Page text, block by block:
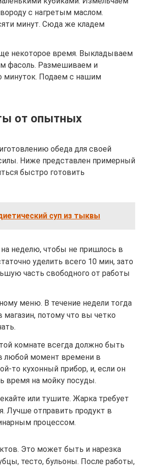
с нагретым маслом.
минут. Сюда же кладем
некоторое время. Выкладываем
фасоль. Размешиваем и
минуток. Подаем с нашим
от опытных
обеда для своей
Ниже представлен примерный
быстро готовить
суп из тыквы
неделю, чтобы не пришлось в
уделить всего 10 мин, зато
часть свободного от работы
меню. В течение недели тогда
потому что вы четко
комнате всегда должно быть
любой момент времени в
то кухонный прибор, и, если он
время на мойку посуды.
или тушите. Жарка требует
Лучше отправить продукт в
процессом.
Это может быть и нарезка
тесто, бульоны. После работы,